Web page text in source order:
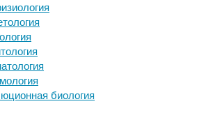
биология
на его развитие речи
за новостями